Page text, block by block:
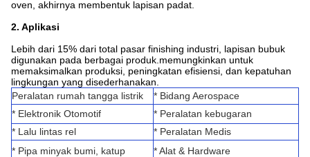
oven, akhirnya membentuk lapisan padat.
2. Aplikasi
Lebih dari 15% dari total pasar finishing industri, lapisan bubuk
digunakan pada berbagai produk.memungkinkan untuk
memaksimalkan produksi, peningkatan efisiensi, dan kepatuhan
lingkungan yang disederhanakan.
Peralatan rumah tangga listrik
* Bidang Aerospace
* Elektronik Otomotif
* Peralatan kebugaran
* Lalu lintas rel
* Peralatan Medis
* Pipa minyak bumi, katup
* Alat & Hardware